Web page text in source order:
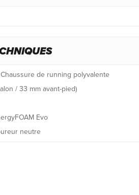
Chaussure de running polyvalente
/ 33 mm avant-pied)
Evo
neutre